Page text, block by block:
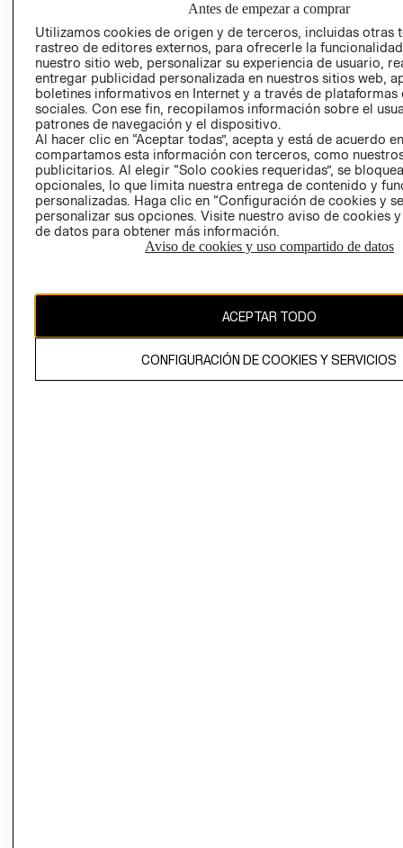
RELACIÓN CON
INVERSIONISTAS
POLÍTICA
EMPRESARIAL
- RETIRO EN
TIENDA
TÉRMINOS Y
CONDICIONES
AVISO DE
PRIVACIDAD
GIFT CARD
AVISO DE
COOKIES
Chile ($)
Antes de empezar a comprar
Utilizamos cookies de origen y de terceros, incluidas otras
rastreo de editores externos, para ofrecerle la
nuestro sitio web, personalizar su experiencia de usuario,
entregar publicidad personalizada en nuestros sitios web,
boletines informativos en Internet y a través de plataformas
sociales. Con ese fin, recopilamos información sobre el
patrones de navegación y el dispositivo.
Al hacer clic en “Aceptar todas”, acepta y está de acuerdo
compartamos esta información con terceros, como
publicitarios. Al elegir “Solo cookies requeridas”, se
opcionales, lo que limita nuestra entrega de contenido y
personalizadas. Haga clic en “Configuración de cookies y
personalizar sus opciones. Visite nuestro aviso de cookies
de datos para obtener más información.
Aviso de cookies y uso compartido de datos
ACEPTAR TODO
CONFIGURACIÓN DE COOKIES Y SERVICIOS